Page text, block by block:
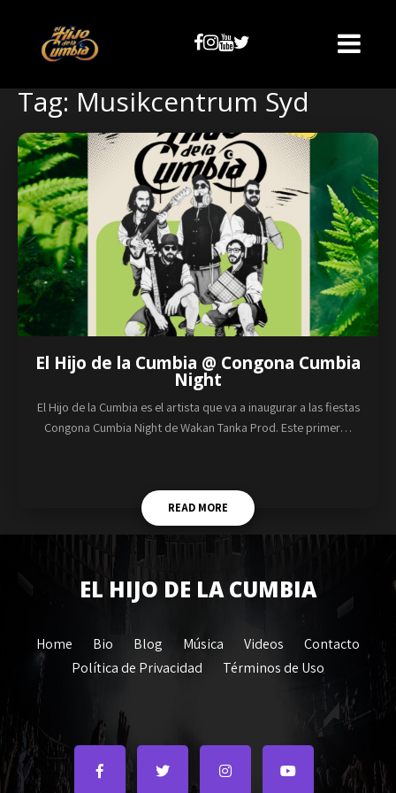
Tag: Musikcentrum Syd
El Hijo de la Cumbia @ Congona Cumbia
Night
El Hijo de la Cumbia es el artista que va a inaugurar a las fiestas
Congona Cumbia Night de Wakan Tanka Prod. Este primer…
READ MORE
EL HIJO DE LA CUMBIA
Home Bio Blog Música Videos
Contacto
Política de Privacidad
Términos de Uso